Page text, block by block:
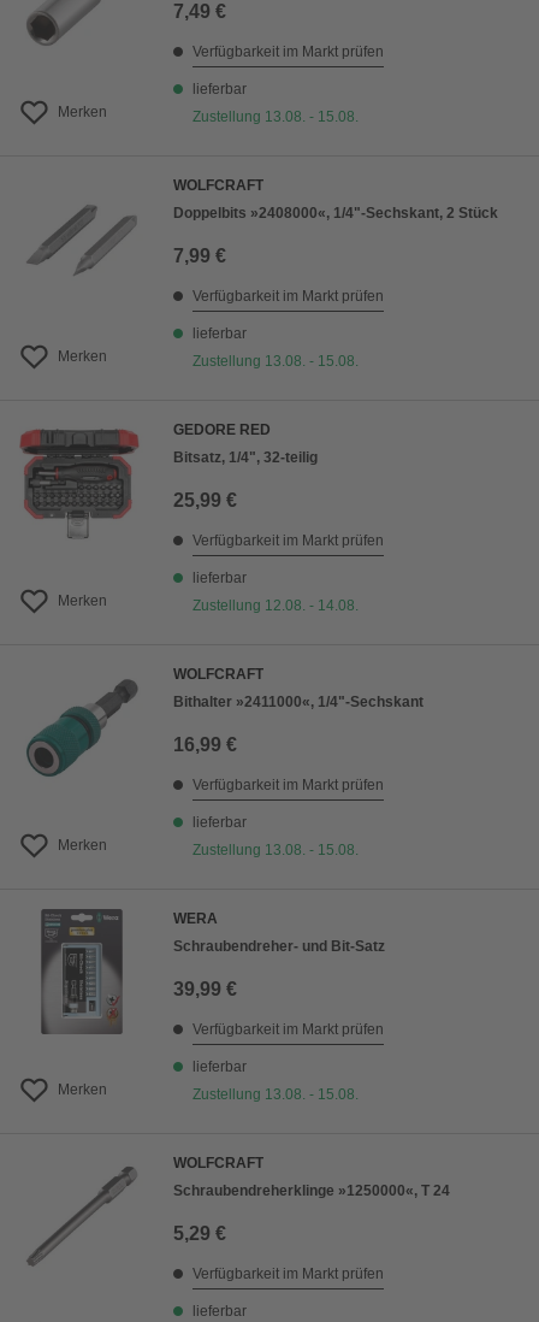
Merken
7,49 €
Verfügbarkeit im Markt prüfen
lieferbar
Zustellung 13.08. - 15.08.
Merken
WOLFCRAFT
Doppelbits »2408000«, 1/4"-Sechskant, 2 Stück
7,99 €
Verfügbarkeit im Markt prüfen
lieferbar
Zustellung 13.08. - 15.08.
Merken
GEDORE RED
Bitsatz, 1/4", 32-teilig
25,99 €
Verfügbarkeit im Markt prüfen
lieferbar
Zustellung 12.08. - 14.08.
Merken
WOLFCRAFT
Bithalter »2411000«, 1/4"-Sechskant
16,99 €
Verfügbarkeit im Markt prüfen
lieferbar
Zustellung 13.08. - 15.08.
Merken
WERA
Schraubendreher- und Bit-Satz
39,99 €
Verfügbarkeit im Markt prüfen
lieferbar
Zustellung 13.08. - 15.08.
WOLFCRAFT
Schraubendreherklinge »1250000«, T 24
5,29 €
Verfügbarkeit im Markt prüfen
lieferbar